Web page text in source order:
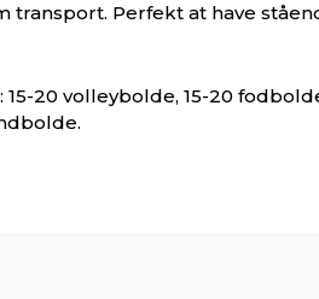
transport. Perfekt at have
20 volleybolde, 15-20